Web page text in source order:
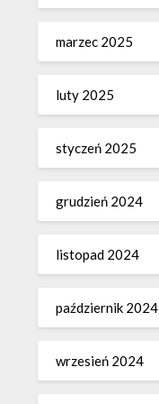
marzec 2025
luty 2025
styczeń 2025
grudzień 2024
listopad 2024
październik 2024
wrzesień 2024